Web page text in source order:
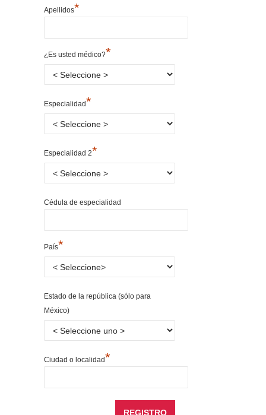
Apellidos*
¿Es usted médico?*
Especialidad*
Especialidad 2*
Cédula de especialidad
País*
Estado de la república (sólo para
México)
Ciudad o localidad*